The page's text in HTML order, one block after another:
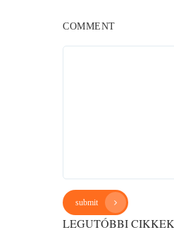
COMMENT
submit
LEGUTÓBBI CIKKEK